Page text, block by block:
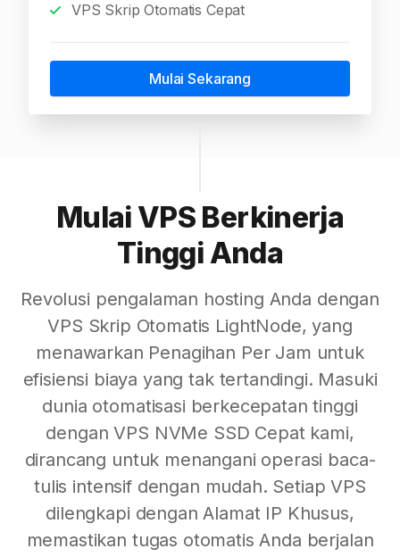
VPS Skrip Otomatis Cepat
Mulai Sekarang
Mulai VPS Berkinerja
Tinggi Anda
Revolusi pengalaman hosting Anda dengan
VPS Skrip Otomatis LightNode, yang
menawarkan Penagihan Per Jam untuk
efisiensi biaya yang tak tertandingi. Masuki
dunia otomatisasi berkecepatan tinggi
dengan VPS NVMe SSD Cepat kami,
dirancang untuk menangani operasi baca-
tulis intensif dengan mudah. Setiap VPS
dilengkapi dengan Alamat IP Khusus,
memastikan tugas otomatis Anda berjalan